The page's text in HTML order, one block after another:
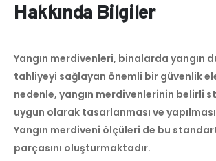
Hakkında Bilgiler
Yangın merdivenleri, binalarda yangın
tahliyeyi sağlayan önemli bir güvenlik
nedenle, yangın merdivenlerinin belirli
uygun olarak tasarlanması ve
Yangın merdiveni ölçüleri de bu
parçasını oluşturmaktadır.